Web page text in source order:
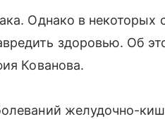
Однако в некоторых
здоровью. Об
Кованова.
желудочно-